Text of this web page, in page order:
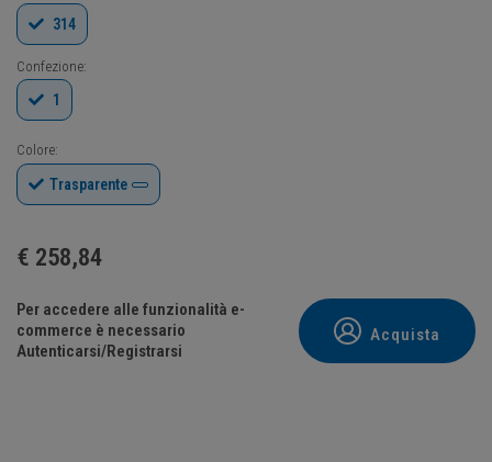
314
Confezione:
1
Colore:
Trasparente
€ 258,84
Per accedere alle funzionalità e-
commerce è necessario
Autenticarsi/Registrarsi
Acquista